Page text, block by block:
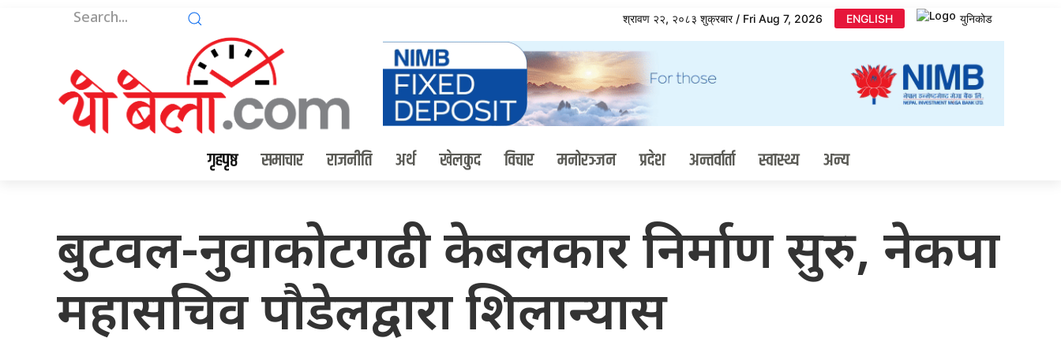
श्रावण २२, २०८३ शुक्रबार / Fri Aug 7, 2026 ENGLISH युनिकोड
गृहपृष्ठ समाचार राजनीति अर्थ खेलकुद विचार मनोरञ्जन प्रदेश अन्तर्वार्ता स्वास्थ्य अन्य
बुटवल-नुवाकोटगढी केबलकार निर्माण सुरु, नेकपा
महासचिव पौडेलद्वारा शिलान्यास